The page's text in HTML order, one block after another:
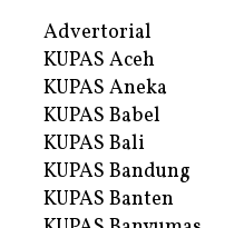
Advertorial
KUPAS Aceh
KUPAS Aneka
KUPAS Babel
KUPAS Bali
KUPAS Bandung
KUPAS Banten